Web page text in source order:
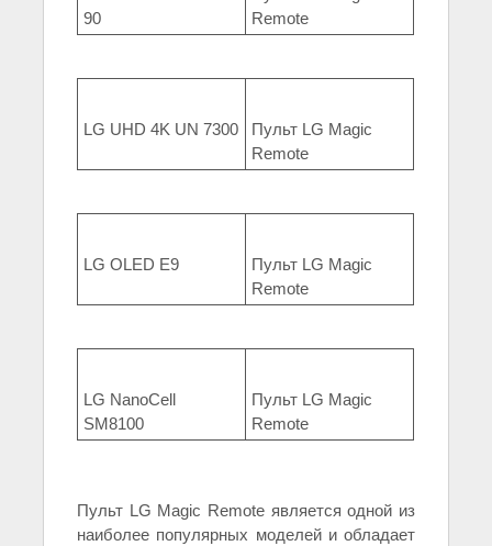
90
Remote
LG UHD 4K UN 7300
Пульт LG Magic
Remote
LG OLED E9
Пульт LG Magic
Remote
LG NanoCell
SM8100
Пульт LG Magic
Remote
Пульт LG Magic Remote является одной из
наиболее популярных моделей и обладает